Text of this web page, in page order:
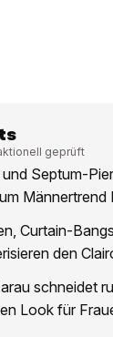
geprüft
Septum-
Männertrend
Curtain-
den
schneidet
Look für